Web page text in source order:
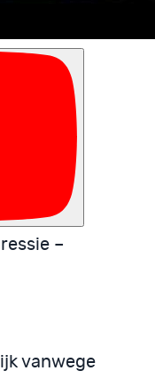
–
vanwege